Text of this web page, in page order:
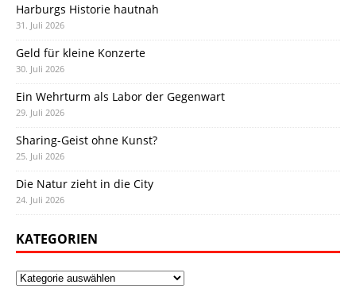
Harburgs Historie hautnah
31. Juli 2026
Geld für kleine Konzerte
30. Juli 2026
Ein Wehrturm als Labor der Gegenwart
29. Juli 2026
Sharing-Geist ohne Kunst?
25. Juli 2026
Die Natur zieht in die City
24. Juli 2026
KATEGORIEN
Kategorien